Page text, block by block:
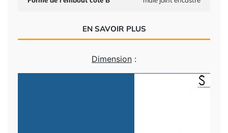
EN SAVOIR PLUS
Dimension :